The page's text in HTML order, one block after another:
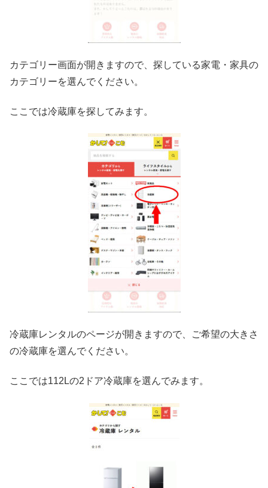
カテゴリー画面が開きますので、探している家電・家具の
カテゴリーを選んでください。
ここでは冷蔵庫を探してみます。
冷蔵庫レンタルのページが開きますので、ご希望の大きさ
の冷蔵庫を選んでください。
ここでは112Lの2ドア冷蔵庫を選んでみます。